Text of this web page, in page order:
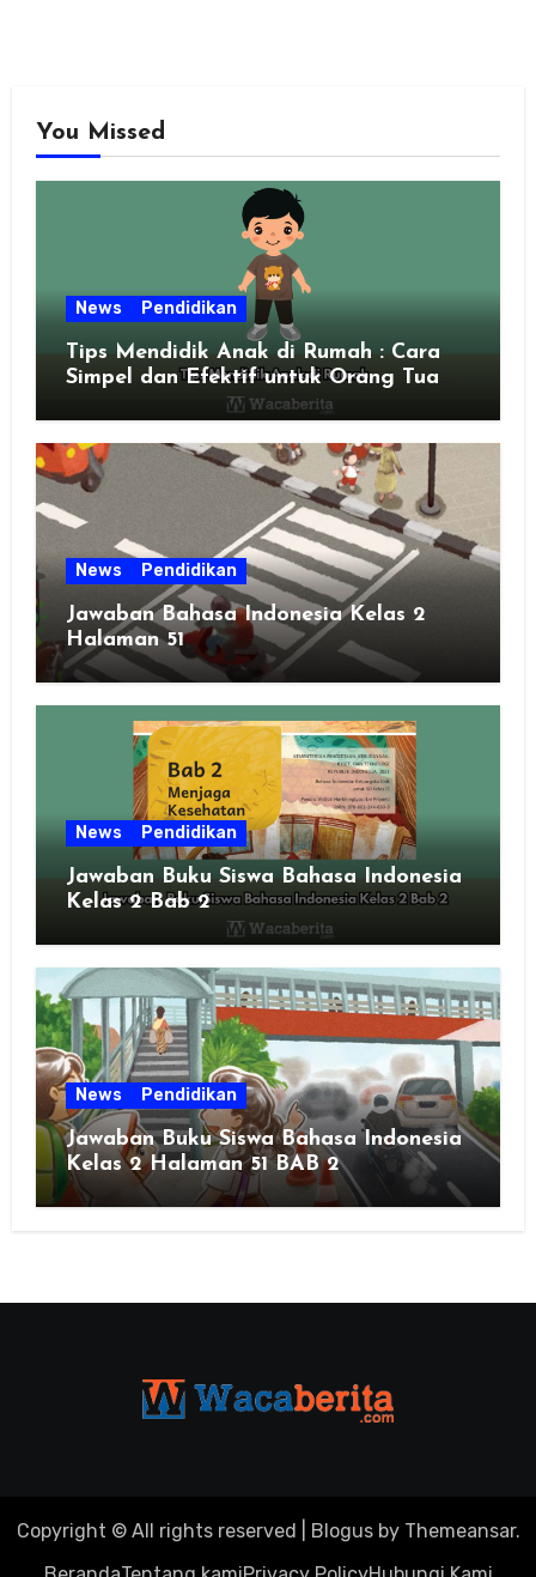
You Missed
News Pendidikan
Tips Mendidik Anak di Rumah : Cara
Simpel dan Efektif untuk Orang Tua
Zaman Sekarang
News Pendidikan
Jawaban Bahasa Indonesia Kelas 2
Halaman 51
News Pendidikan
Jawaban Buku Siswa Bahasa Indonesia
Kelas 2 Bab 2
News Pendidikan
Jawaban Buku Siswa Bahasa Indonesia
Kelas 2 Halaman 51 BAB 2
Copyright © All rights reserved Blogusby Themeansar.